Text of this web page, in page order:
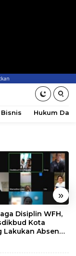
Hukum
»
Disiplin WFH,
Lakukan Absen